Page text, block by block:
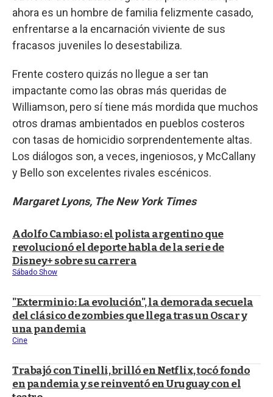
ahora es un hombre de familia felizmente casado,
enfrentarse a la encarnación viviente de sus
fracasos juveniles lo desestabiliza.
Frente costero quizás no llegue a ser tan
impactante como las obras más queridas de
Williamson, pero sí tiene más mordida que muchos
otros dramas ambientados en pueblos costeros
con tasas de homicidio sorprendentemente altas.
Los diálogos son, a veces, ingeniosos, y McCallany
y Bello son excelentes rivales escénicos.
Margaret Lyons, The New York Times
Adolfo Cambiaso: el polista argentino que
revolucionó el deporte habla de la serie de
Disney+ sobre su carrera
Sábado Show
"Exterminio: La evolución", la demorada secuela
del clásico de zombies que llega tras un Oscar y
una pandemia
Cine
Trabajó con Tinelli, brilló en Netflix, tocó fondo
en pandemia y se reinventó en Uruguay con el